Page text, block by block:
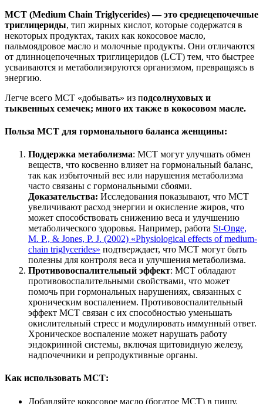
МСТ (Medium Chain Triglycerides) — это среднецепочечные
триглицериды, тип жирных кислот, которые содержатся в
некоторых продуктах, таких как кокосовое масло,
пальмоядровое масло и молочные продукты. Они отличаются
от длинноцепочечных триглицеридов (LCT) тем, что быстрее
усваиваются и метаболизируются организмом, превращаясь в
энергию.
Легче всего МСТ «добывать» из подсолнуховых и
тыквенных семечек; много их также в кокосовом масле.
Польза МСТ для гормонального баланса женщины:
Поддержка метаболизма: МСТ могут улучшать обмен
веществ, что косвенно влияет на гормональный баланс,
так как избыточный вес или нарушения метаболизма
часто связаны с гормональными сбоями.
Доказательства: Исследования показывают, что МСТ
увеличивают расход энергии и окисление жиров, что
может способствовать снижению веса и улучшению
метаболического здоровья. Например, работа St-Onge,
M. P., & Jones, P. J. (2002) «Physiological effects of medium-
chain triglycerides» подтверждает, что МСТ могут быть
полезны для контроля веса и улучшения метаболизма.
Противовоспалительный эффект: МСТ обладают
противовоспалительными свойствами, что может
помочь при гормональных нарушениях, связанных с
хроническим воспалением. Противовоспалительный
эффект МСТ связан с их способностью уменьшать
окислительный стресс и модулировать иммунный ответ.
Хроническое воспаление может нарушать работу
эндокринной системы, включая щитовидную железу,
надпочечники и репродуктивные органы.
Как использовать МСТ:
Добавляйте кокосовое масло (богатое МСТ) в пищу.